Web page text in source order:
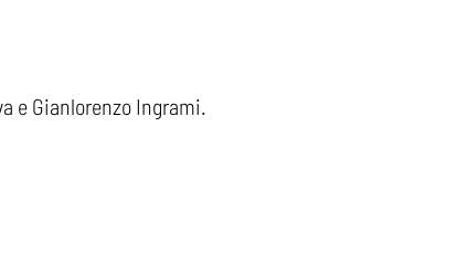
e Gianlorenzo Ingrami.​